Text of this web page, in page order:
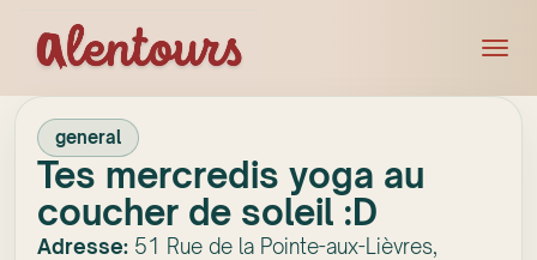
general
Tes mercredis yoga au
coucher de soleil :D
Adresse: 51 Rue de la Pointe-aux-Lièvres,